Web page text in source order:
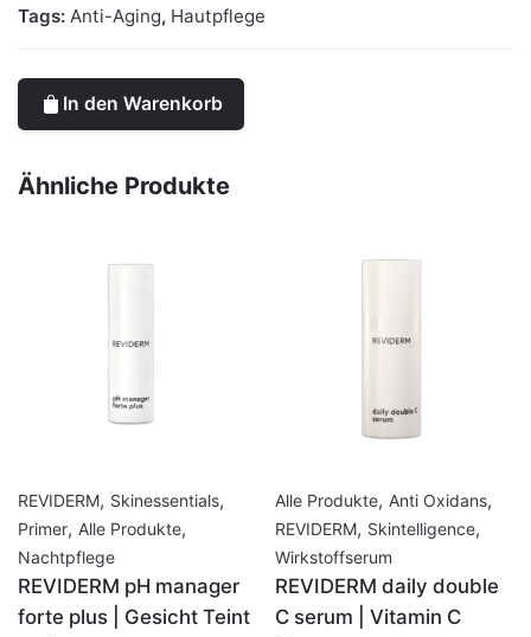
Tags: Anti-Aging, Hautpflege
In den Warenkorb
Ähnliche Produkte
REVIDERM, Skinessentials,
Primer, Alle Produkte,
Nachtpflege
REVIDERM pH manager
forte plus | Gesicht Teint
Alle Produkte, Anti Oxidans,
REVIDERM, Skintelligence,
Wirkstoffserum
REVIDERM daily double
C serum | Vitamin C